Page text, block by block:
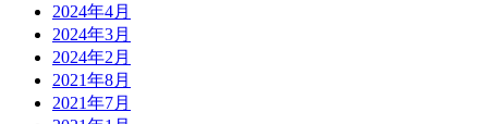
2024年4月
2024年3月
2024年2月
2021年8月
2021年7月